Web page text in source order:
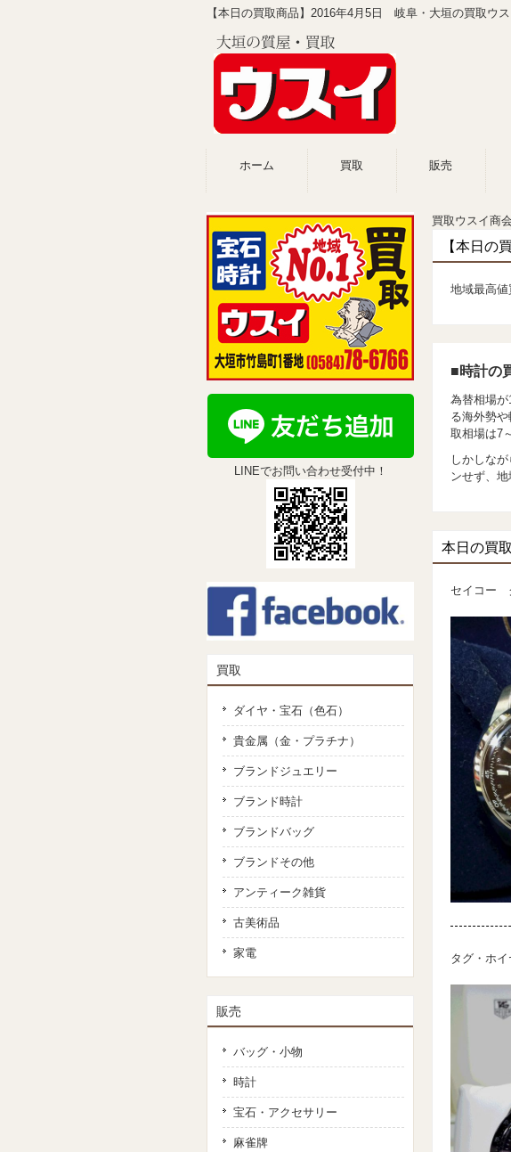
【本日の買取商品】2016年4月5日 岐阜・大垣の買取ウ
ホーム 買取 販売
買取ウスイ商
【本日の
地域最高値
■時計の
為替相場
る海外勢
取相場は7
しかしな
ンせず、
本日の買
セイコー
タグ・ホ
LINEでお問い合わせ受付中！
買取
ダイヤ・宝石（色石）
貴金属（金・プラチナ）
ブランドジュエリー
ブランド時計
ブランドバッグ
ブランドその他
アンティーク雑貨
古美術品
家電
販売
バッグ・小物
時計
宝石・アクセサリー
麻雀牌